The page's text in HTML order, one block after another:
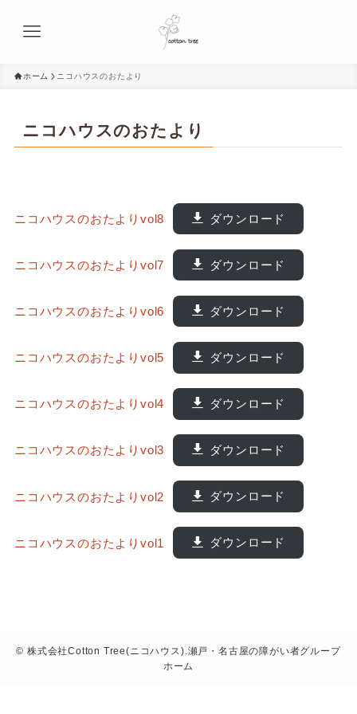
ホーム ニコハウスのおたより
ニコハウスのおたより
ニコハウスのおたよりvol8 ダウンロード
ニコハウスのおたよりvol7 ダウンロード
ニコハウスのおたよりvol6 ダウンロード
ニコハウスのおたよりvol5 ダウンロード
ニコハウスのおたよりvol4 ダウンロード
ニコハウスのおたよりvol3 ダウンロード
ニコハウスのおたよりvol2 ダウンロード
ニコハウスのおたよりvol1 ダウンロード
© 株式会社Cotton Tree(ニコハウス).瀬戸・名古屋の障がい者グループ
ホーム